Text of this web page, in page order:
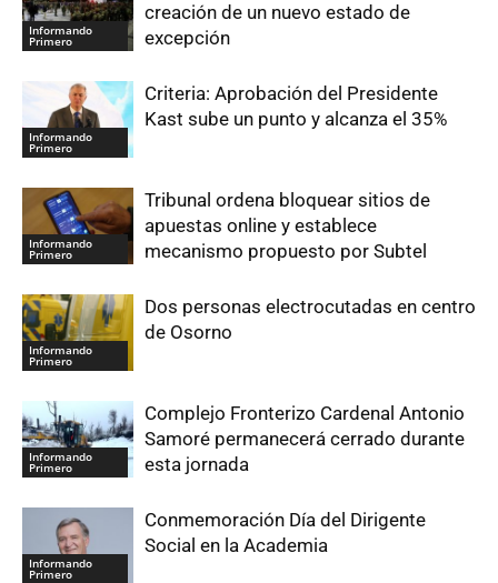
Informando
Primero
creación de un nuevo estado de
excepción
Informando
Primero
Criteria: Aprobación del Presidente
Kast sube un punto y alcanza el 35%
Informando
Primero
Tribunal ordena bloquear sitios de
apuestas online y establece
mecanismo propuesto por Subtel
Informando
Primero
Dos personas electrocutadas en centro
de Osorno
Informando
Primero
Complejo Fronterizo Cardenal Antonio
Samoré permanecerá cerrado durante
esta jornada
Informando
Primero
Conmemoración Día del Dirigente
Social en la Academia